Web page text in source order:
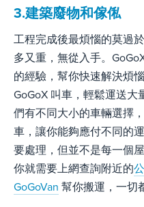
3.建築廢物和傢俬
工程完成後最煩惱的莫過
多又重，無從入手。
的經驗，幫你快速解決煩
GoGoX 叫車，輕鬆運送
們有不同大小的車輛選擇
車，讓你能夠應付不同的
要處理，但並不是每一個
你就需要上網查詢附近的
GoGoVan 幫你搬運，一切